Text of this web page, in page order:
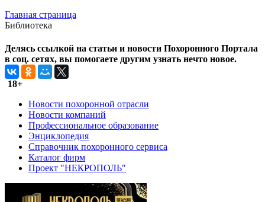
Главная страница
Библиотека
Делясь ссылкой на статьи и новости Похоронного Портала
в соц. сетях, вы помогаете другим узнать нечто новое.
18+
Новости похоронной отрасли
Новости компаний
Профессиональное образование
Энциклопедия
Справочник похоронного сервиса
Каталог фирм
Проект "НЕКРОПОЛЬ"